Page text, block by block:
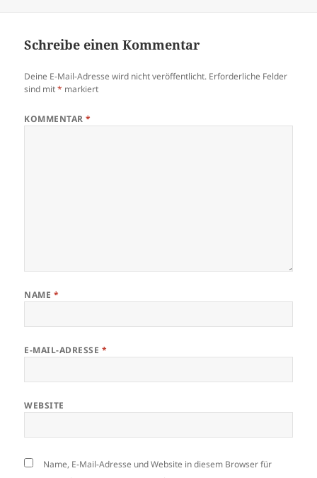
Schreibe einen Kommentar
Deine E-Mail-Adresse wird nicht veröffentlicht. Erforderliche Felder
sind mit* markiert
KOMMENTAR*
NAME *
E-MAIL-ADRESSE *
WEBSITE
Name, E-Mail-Adresse und Website in diesem Browser für